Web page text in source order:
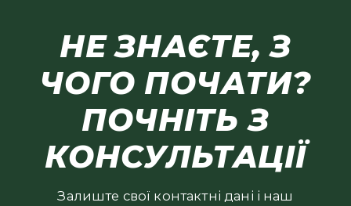
НЕ ЗНАЄТЕ, З
ЧОГО ПОЧАТИ?
ПОЧНІТЬ З
КОНСУЛЬТАЦІЇ
Залиште свої контактні дані і наш